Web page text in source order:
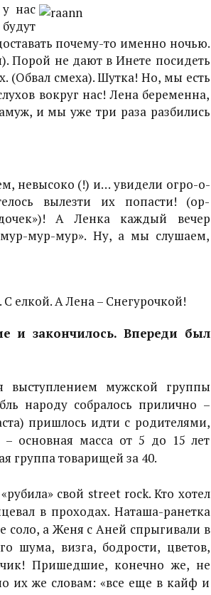
нас
почему-то именно ночью.
Порой не дают в Инете посидеть
(Обвал смеха). Шутка! Но, мы есть
вокруг нас! Лена беременна,
и мы уже три раза разбились
невысоко (!) и… увидели огро-о-
вылезти их попасти! (ор-
А Ленка каждый вечер
мур-мур». Ну, а мы слушаем,
елкой. А Лена – Снегурочкой!
и закончилось. Впереди был
выступлением мужской группы
народу собралось прилично –
пришлось идти с родителями,
– основная масса от 5 до 15 лет
группа товарищей за 40.
свой street rock. Кто хотел
в проходах. Наташа-ранетка
соло, а Женя с Аней спрыгивали в
шума, визга, бодрости, цветов,
Пришедшие, конечно же, не
их же словам: «все еще в кайф и